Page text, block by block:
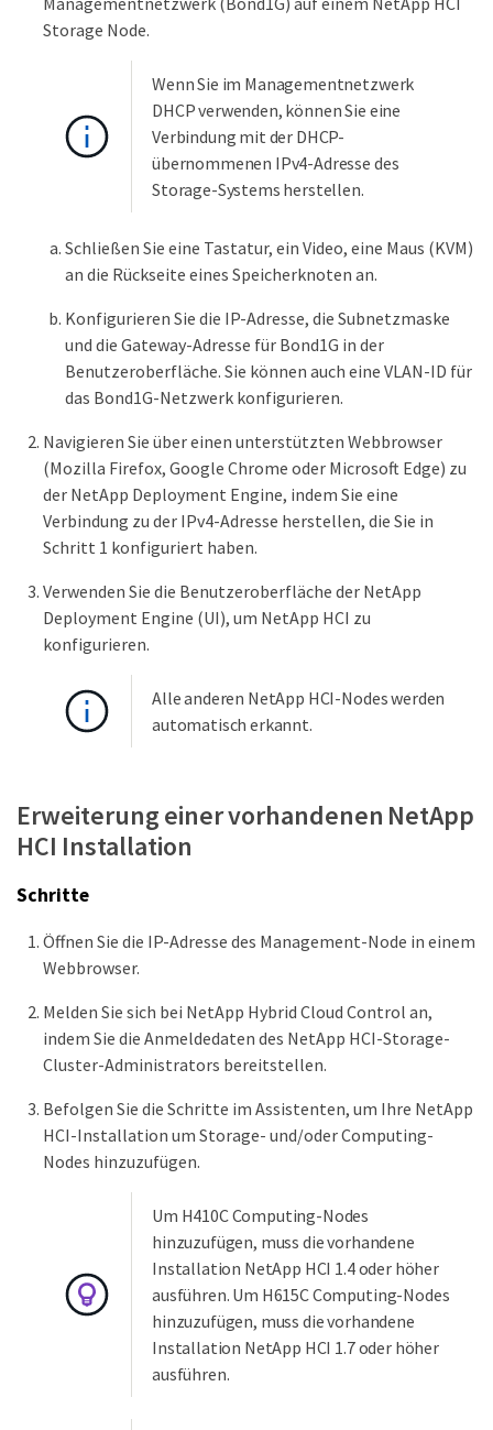
Storage Node.
Wenn Sie im Managementnetzwerk
DHCP verwenden, können Sie eine
Verbindung mit der DHCP-
übernommenen IPv4-Adresse des
Storage-Systems herstellen.
Schließen Sie eine Tastatur, ein Video, eine Maus (KVM)
an die Rückseite eines Speicherknoten an.
Konfigurieren Sie die IP-Adresse, die Subnetzmaske
und die Gateway-Adresse für Bond1G in der
Benutzeroberfläche. Sie können auch eine VLAN-ID für
das Bond1G-Netzwerk konfigurieren.
Navigieren Sie über einen unterstützten Webbrowser
(Mozilla Firefox, Google Chrome oder Microsoft Edge) zu
der NetApp Deployment Engine, indem Sie eine
Verbindung zu der IPv4-Adresse herstellen, die Sie in
Schritt 1 konfiguriert haben.
Verwenden Sie die Benutzeroberfläche der NetApp
Deployment Engine (UI), um NetApp HCI zu
konfigurieren.
Alle anderen NetApp HCI-Nodes werden
automatisch erkannt.
Erweiterung einer vorhandenen NetApp
HCI Installation
Schritte
Öffnen Sie die IP-Adresse des Management-Node in einem
Webbrowser.
Melden Sie sich bei NetApp Hybrid Cloud Control an,
indem Sie die Anmeldedaten des NetApp HCI-Storage-
Cluster-Administrators bereitstellen.
Befolgen Sie die Schritte im Assistenten, um Ihre NetApp
HCI-Installation um Storage- und/oder Computing-
Nodes hinzuzufügen.
Um H410C Computing-Nodes
hinzuzufügen, muss die vorhandene
Installation NetApp HCI 1.4 oder höher
ausführen. Um H615C Computing-Nodes
hinzuzufügen, muss die vorhandene
Installation NetApp HCI 1.7 oder höher
ausführen.